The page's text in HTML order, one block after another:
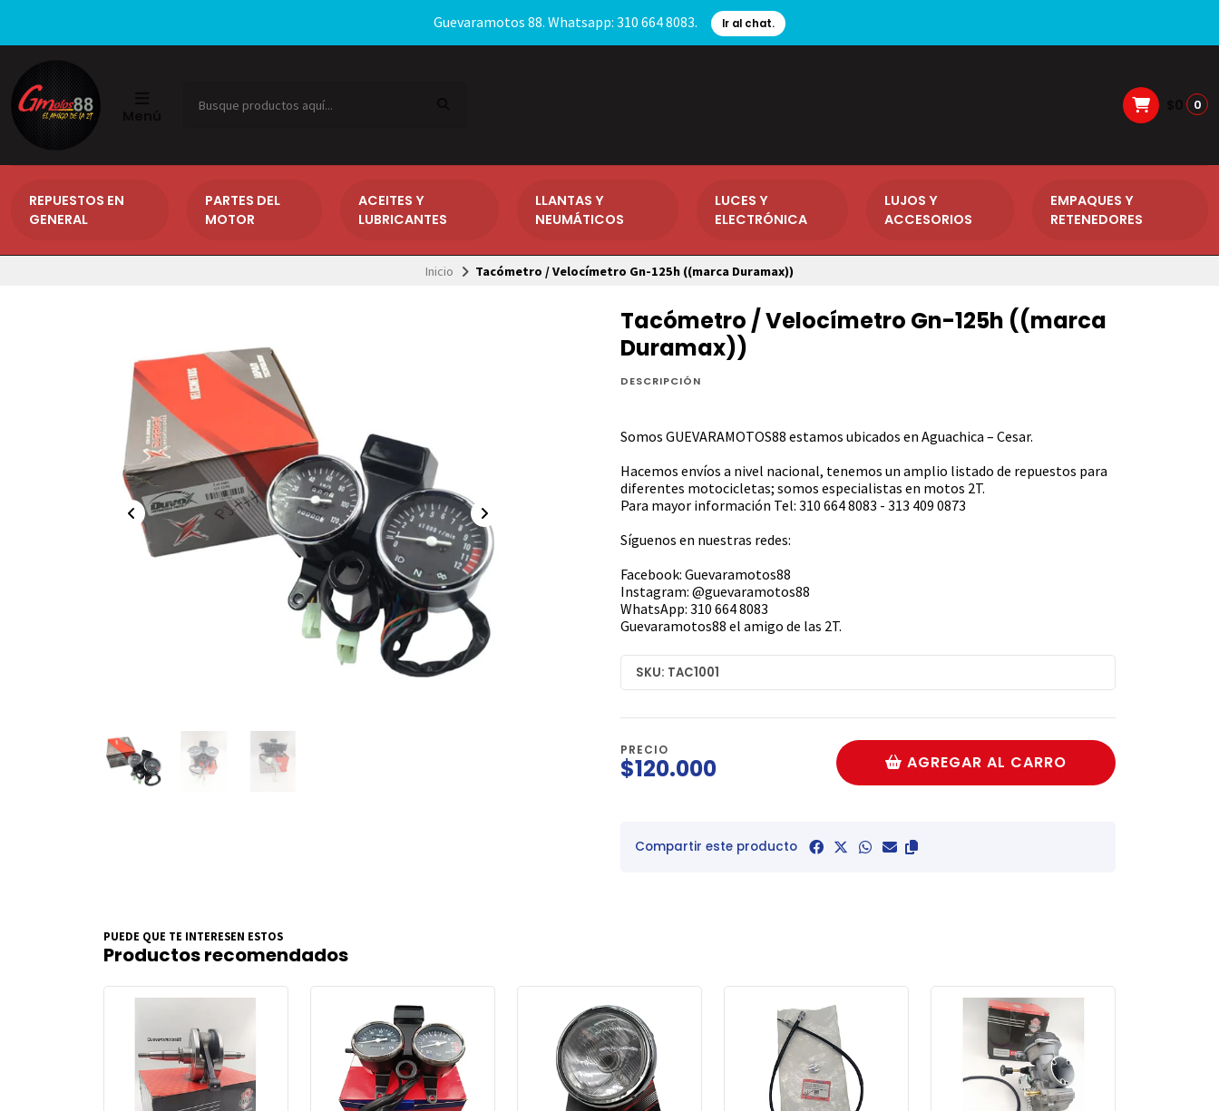
Guevaramotos 88. Whatsapp: 310 664 8083. Ir al chat.
0
REPUESTOS EN
GENERAL
PARTES DEL
MOTOR
ACEITES Y
LUBRICANTES
LLANTAS Y
NEUMÁTICOS
LUCES Y
ELECTRÓNICA
LUJOS Y
ACCESORIOS
EMPAQUES Y
RETENEDORES
Inicio Tacómetro / Velocímetro Gn-125h ((marca Duramax))
Tacómetro / Velocímetro Gn-125h ((marca
Duramax))
DESCRIPCIÓN
Somos GUEVARAMOTOS88 estamos ubicados en Aguachica – Cesar.
Hacemos envíos a nivel nacional, tenemos un amplio listado de repuestos para
diferentes motocicletas; somos especialistas en motos 2T.
Para mayor información Tel: 310 664 8083 - 313 409 0873
Síguenos en nuestras redes:
Facebook: Guevaramotos88
Instagram: @guevaramotos88
WhatsApp: 310 664 8083
Guevaramotos88 el amigo de las 2T.
SKU: TAC1001
PRECIO
$120.000 AGREGAR AL CARRO
Compartir este producto
PUEDE QUE TE INTERESEN ESTOS
Productos recomendados